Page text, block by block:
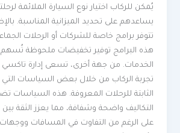
يُمكن للركاب اختيار نوع السيارة الملائمة
يساعدهم على تحديد الميزانية المناسبة.
تتوفر برامج خاصة للشركات أو الرحلات
هذه البرامج توفير تخفيضات ملحوظة تُسهم في
الخدمات. من جهة أخرى، تسعى إدارة تاكسي
تجربة الركاب من خلال بعض السياسات التي
الثابتة للرحلات المعروفة. هذه السياسات
التكاليف واضحة وشفافة، مما يعزز الثقة بين
على الرغم من التفاوت في المسافات ووجهات